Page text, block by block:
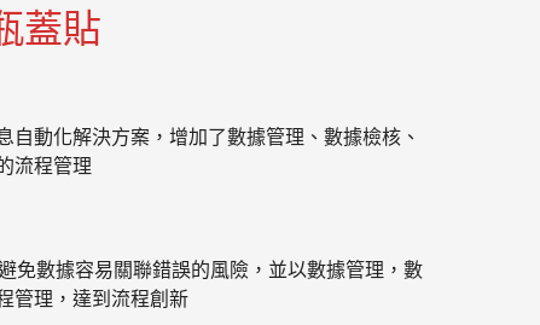
蓋貼
動化解決方案，增加了數據管理、數據檢核、
流程管理
免數據容易關聯錯誤的風險，並以數據管理，數
管理，達到流程創新